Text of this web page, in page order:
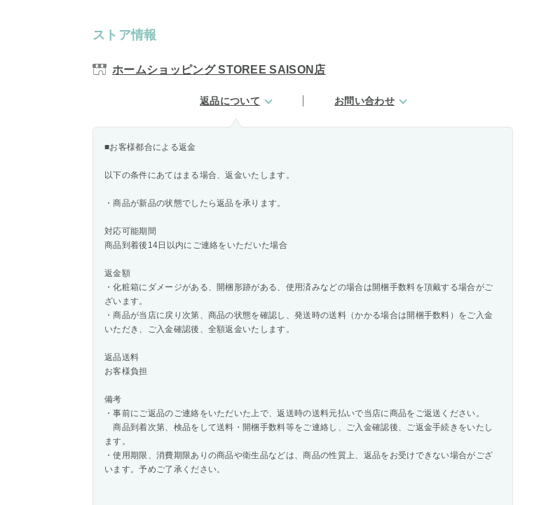
ストア情報
ホームショッピング STOREE SAISON店
返品について お問い合わせ
■お客様都合による返金
以下の条件にあてはまる場合、返金いたします。
・商品が新品の状態でしたら返品を承ります。
対応可能期間
商品到着後14日以内にご連絡をいただいた場合
返金額
・化粧箱にダメージがある、開梱形跡がある、使用済みなどの場合は開梱手数料を頂戴する場合がご
ざいます。
・商品が当店に戻り次第、商品の状態を確認し、発送時の送料（かかる場合は開梱手数料）をご入金
いただき、ご入金確認後、全額返金いたします。
返品送料
お客様負担
備考
・事前にご返品のご連絡をいただいた上で、返送時の送料元払いで当店に商品をご返送ください。
商品到着次第、検品をして送料・開梱手数料等をご連絡し、ご入金確認後、ご返金手続きをいたし
ます。
・使用期限、消費期限ありの商品や衛生品などは、商品の性質上、返品をお受けできない場合がござ
います。予めご了承ください。